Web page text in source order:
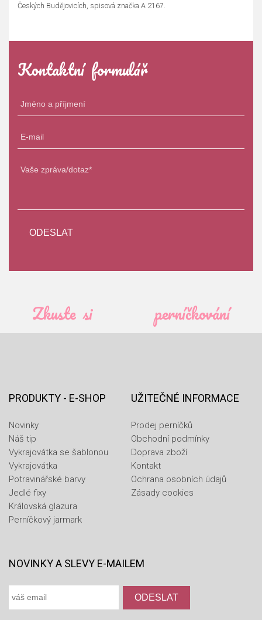
Českých Budějovicích, spisová značka A 2167.
Kontaktní formulář
Zkuste si perníčkování
PRODUKTY - E-SHOP
Novinky
Náš tip
Vykrajovátka se šablonou
Vykrajovátka
Potravinářské barvy
Jedlé fixy
Královská glazura
Perníčkový jarmark
UŽITEČNÉ INFORMACE
Prodej perníčků
Obchodní podmínky
Doprava zboží
Kontakt
Ochrana osobních údajů
Zásady cookies
NOVINKY A SLEVY E-MAILEM